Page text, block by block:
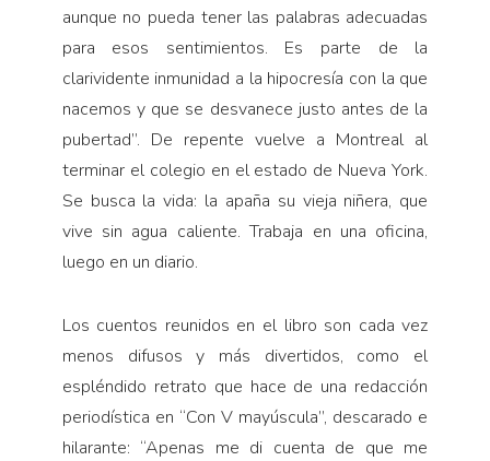
aunque no pueda tener las palabras adecuadas
para esos sentimientos. Es parte de la
clarividente inmunidad a la hipocresía con la que
nacemos y que se desvanece justo antes de la
pubertad”. De repente vuelve a Montreal al
terminar el colegio en el estado de Nueva York.
Se busca la vida: la apaña su vieja niñera, que
vive sin agua caliente. Trabaja en una oficina,
luego en un diario.
Los cuentos reunidos en el libro son cada vez
menos difusos y más divertidos, como el
espléndido retrato que hace de una redacción
periodística en “Con V mayúscula”, descarado e
hilarante: “Apenas me di cuenta de que me